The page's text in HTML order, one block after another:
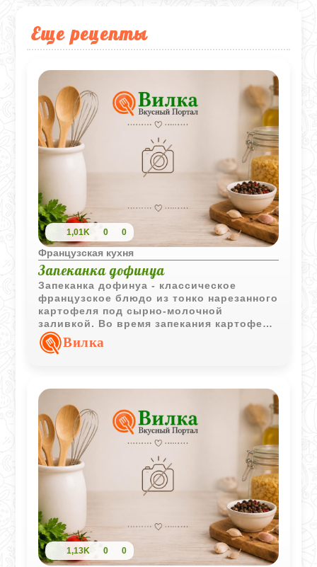
Еще рецепты
1,01K 0 0
Французская кухня
Запеканка дофинуа
Запеканка дофинуа - классическое
французское блюдо из тонко нарезанного
картофеля под сырно-молочной
заливкой. Во время запекания картофель
становится мягким, а сверху образуется
аппетитная румяная корочка.
Вилка
1,13K 0 0